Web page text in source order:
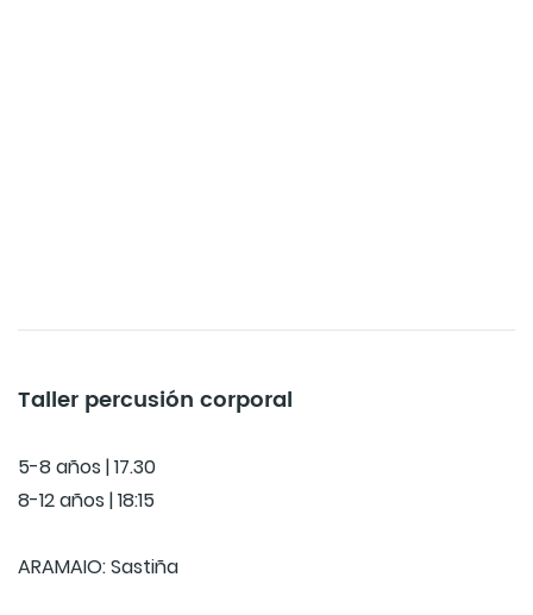
Taller percusión corporal
5-8 años | 17.30
8-12 años | 18:15
ARAMAIO: Sastiña